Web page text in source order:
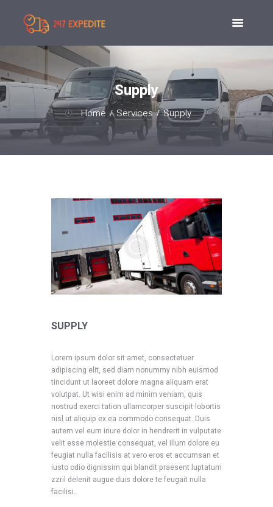
Supply
Home Services Supply
SUPPLY
Lorem ipsum dolor sit amet, consectetuer
adipiscing elit, sed diam nonummy nibh euismod
tincidunt ut laoreet dolore magna aliquam erat
volutpat. Ut wisi enim ad minim veniam, quis
nostrud exerci tation ullamcorper suscipit lobortis
nisl ut aliquip ex ea commodo consequat. Duis
autem vel eum iriure dolor in hendrerit in vulputate
velit esse molestie consequat, vel illum dolore eu
feugiat nulla facilisis at vero eros et accumsan et
iusto odio dignissim qui blandit praesent luptatum
zzril delenit augue duis dolore te feugait nulla
facilisi.